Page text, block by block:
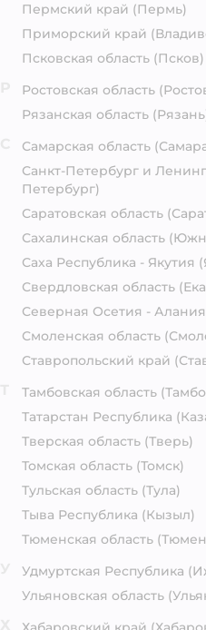
Пермский край (Пермь)
Приморский край
Псковская область (Псков)
Ростовская область
Рязанская область
Самарская область
Санкт-Петербург и
Петербург)
Саратовская область
Сахалинская область
Саха Республика - Якутия
Свердловская область
Северная Осетия -
Смоленская область
Ставропольский край
Тамбовская область
Татарстан Республика
Тверская область (Тверь)
Томская область (Томск)
Тульская область (Тула)
Тыва Республика (Кызыл)
Тюменская область
Удмуртская Республика
Ульяновская область